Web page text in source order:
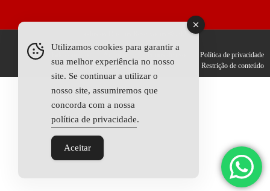
Todos os Direitos Reservados © 2025
Política de privacidade
Restrição de conteúdo
Utilizamos cookies para garantir a
sua melhor experiência no nosso
site. Se continuar a utilizar o
nosso site, assumiremos que
concorda com a nossa
política de privacidade.
Aceitar